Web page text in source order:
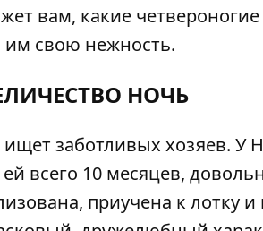
вам, какие
им свою нежность.
НОЧЬ
заботливых хозяев. У
всего 10 месяцев,
приучена к лотку